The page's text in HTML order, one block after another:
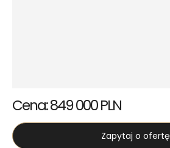
Cena: 849 000 PLN
Zapytaj o ofertę